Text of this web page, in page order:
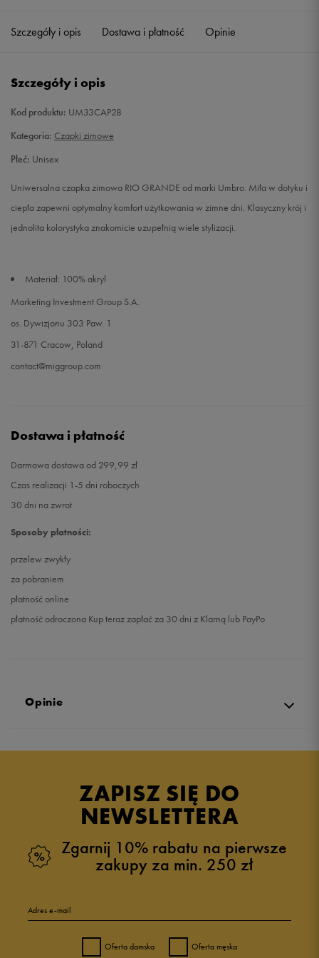
Szczegóły i opis Dostawa i płatność Opinie
Szczegóły i opis
Kod produktu: UM33CAP28
Kategoria: Czapki zimowe
Płeć: Unisex
Uniwersalna czapka zimowa RIO GRANDE od marki Umbro. Miła w dotyku i
ciepła zapewni optymalny komfort użytkowania w zimne dni. Klasyczny krój i
jednolita kolorystyka znakomicie uzupełnią wiele stylizacji.
Materiał: 100% akryl
Marketing Investment Group S.A.
os. Dywizjonu 303 Paw. 1
31-871 Cracow, Poland
contact@miggroup.com
Dostawa i płatność
Darmowa dostawa od 299,99 zł
Czas realizacji 1-5 dni roboczych
30 dni na zwrot
Sposoby płatności:
przelew zwykły
za pobraniem
płatność online
płatność odroczona Kup teraz zapłać za 30 dni z Klarną lub PayPo
Opinie
ZAPISZ SIĘ DO
NEWSLETTERA
Zgarnij 10% rabatu na pierwsze
zakupy za min. 250 zł
Adres e-mail
Oferta damska Oferta męska